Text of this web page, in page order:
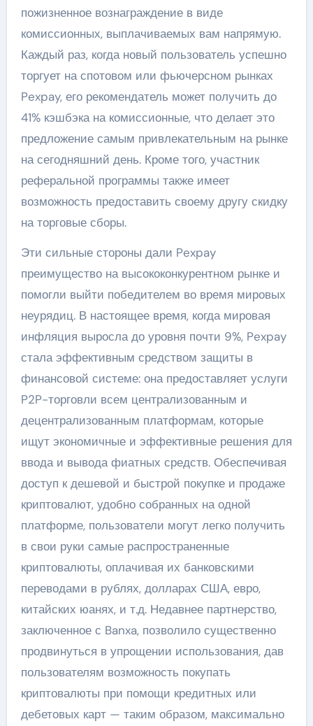
пожизненное вознаграждение в виде
комиссионных, выплачиваемых вам напрямую.
Каждый раз, когда новый пользователь успешно
торгует на спотовом или фьючерсном рынках
Pexpay, его рекомендатель может получить до
41% кэшбэка на комиссионные, что делает это
предложение самым привлекательным на рынке
на сегодняшний день. Кроме того, участник
реферальной программы также имеет
возможность предоставить своему другу скидку
на торговые сборы.
Эти сильные стороны дали Pexpay
преимущество на высококонкурентном рынке и
помогли выйти победителем во время мировых
неурядиц. В настоящее время, когда мировая
инфляция выросла до уровня почти 9%, Pexpay
стала эффективным средством защиты в
финансовой системе: она предоставляет услуги
P2P-торговли всем централизованным и
децентрализованным платформам, которые
ищут экономичные и эффективные решения для
ввода и вывода фиатных средств. Обеспечивая
доступ к дешевой и быстрой покупке и продаже
криптовалют, удобно собранных на одной
платформе, пользователи могут легко получить
в свои руки самые распространенные
криптовалюты, оплачивая их банковскими
переводами в рублях, долларах США, евро,
китайских юанях, и т.д. Недавнее партнерство,
заключенное с Banxa, позволило существенно
продвинуться в упрощении использования, дав
пользователям возможность покупать
криптовалюты при помощи кредитных или
дебетовых карт — таким образом, максимально